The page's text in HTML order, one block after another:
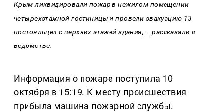
Крым ликвидировали пожар в нежилом помещении
четырехэтажной гостиницы и провели эвакуацию 13
постояльцев с верхних этажей здания, – рассказали в
ведомстве.
Информация о пожаре поступила 10
октября в 15:19. К месту происшествия
прибыла машина пожарной службы.